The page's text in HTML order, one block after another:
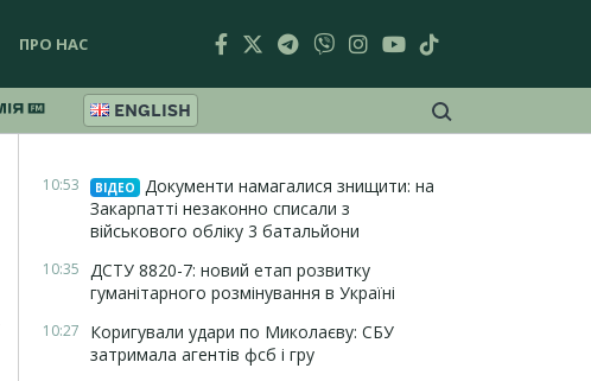
ПРО НАС
ENGLISH
10:53 ВІДЕО
Документи намагалися знищити: на
Закарпатті незаконно списали з
військового обліку 3 батальйони
10:35 ДСТУ 8820-7: новий етап розвитку
гуманітарного розмінування в Україні
10:27
Коригували удари по Миколаєву: СБУ
затримала агентів фсб і гру